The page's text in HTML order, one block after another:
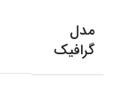
مدل
گرافیک